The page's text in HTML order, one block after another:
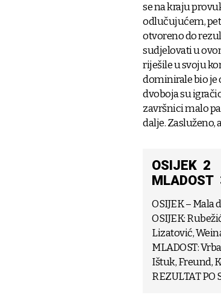
se na kraju
odlučujućem,
otvoreno do
sudjelovati u
riješile u svoju
dominirale bio je
dvoboja su
završnici malo
dalje. Zasluženo,
OSIJEK 2
MLADOST
OSIJEK – Mala
OSIJEK:
Lizatović,
MLADOST:
Ištuk, Freund,
REZULTAT PO